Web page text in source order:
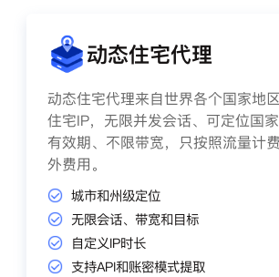
动态住宅代理
动态住宅代理来自世界各个国家地
住宅IP，无限并发会话、可定位国
有效期、不限带宽，只按照流量计
外费用。
城市和州级定位
无限会话、带宽和目标
自定义IP时长
支持API和账密模式提取